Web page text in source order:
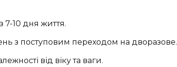
10 дня життя.
з поступовим переходом на дворазове.
від віку та ваги.